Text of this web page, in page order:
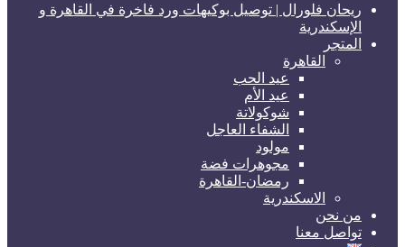
ريحان فلورال | توصيل بوكيهات ورد فاخرة في القاهرة و
الإسكندرية
المتجر
القاهرة
عيد الحب
عيد الأم
شوكولاتة
الشفاء العاجل
مولود
مجوهرات فضة
رمضان-القاهرة
الاسكندرية
من نحن
تواصل معنا